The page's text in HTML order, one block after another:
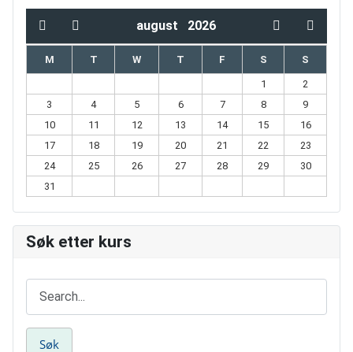
august 2026
M T W T F S S
1
2
3
4 5 6 7 8
9
10
11 12 13 14 15
16
17
18 19 20 21 22
23
24
25 26 27 28 29
30
31
Søk etter kurs